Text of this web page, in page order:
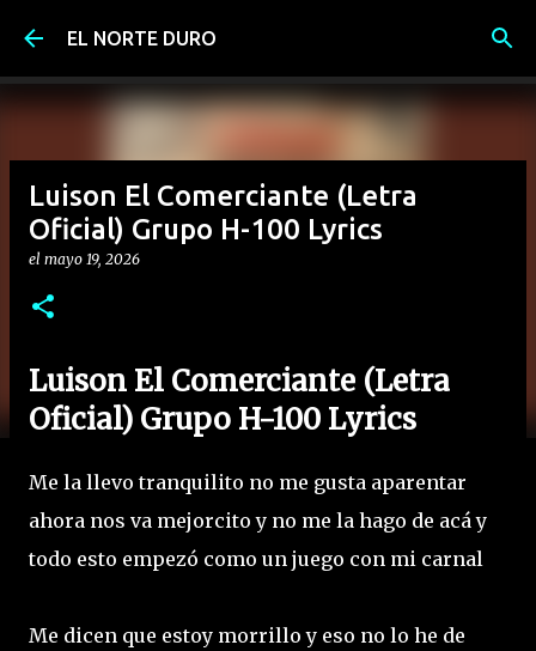
Ir al contenido principal
EL NORTE DURO
Luison El Comerciante (Letra
Oficial) Grupo H-100 Lyrics
el mayo 19, 2026
Luison El Comerciante (Letra
Oficial) Grupo H-100 Lyrics
Me la llevo tranquilito no me gusta aparentar
ahora nos va mejorcito y no me la hago de acá y
todo esto empezó como un juego con mi carnal
Me dicen que estoy morrillo y eso no lo he de